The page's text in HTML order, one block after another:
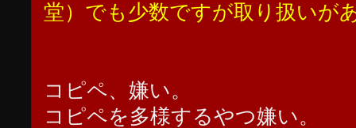
堂）でも少数ですが取り扱いが
コピペ、嫌い。
コピペを多様するやつ嫌い。